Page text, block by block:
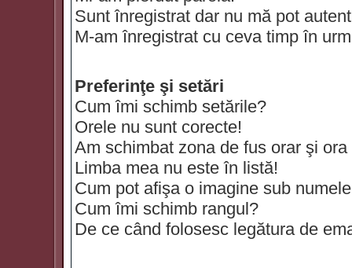
Sunt înregistrat dar nu mă pot
M-am înregistrat cu ceva timp în
Preferinţe şi setări
Cum îmi schimb setările?
Orele nu sunt corecte!
Am schimbat zona de fus orar şi
Limba mea nu este în listă!
Cum pot afişa o imagine sub
Cum îmi schimb rangul?
De ce când folosesc legătura de